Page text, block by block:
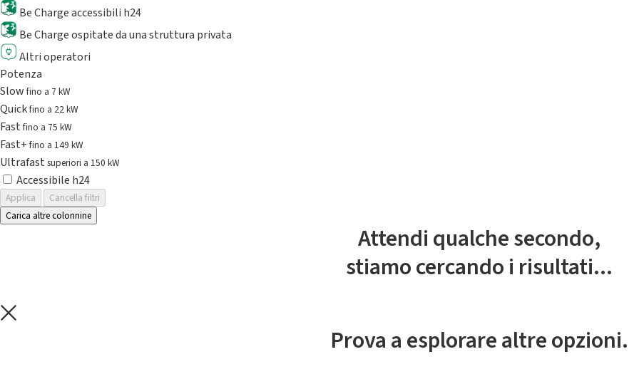
Be Charge accessibili h24
Be Charge ospitate da una struttura privata
Altri operatori
Potenza
Slowfino a 7 kW
Quickfino a 22 kW
Fastfino a 75 kW
Fast+fino a 149 kW
Ultrafast superiori a 150 kW
Accessibile h24
Applica
Cancella filtri
Carica altre colonnine
Attendi qualche secondo,
stiamo cercando i risultati...
Prova a esplorare altre opzioni.